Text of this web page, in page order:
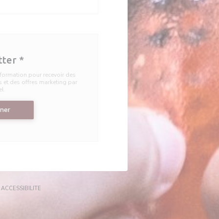
*
pour recevoir des
des offres marketing par
UNE NOUVELLE FENÊTRE))
ACCESSIBILITE